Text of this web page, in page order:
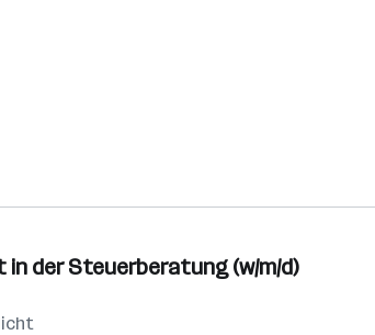
der Steuerberatung (w/m/d)